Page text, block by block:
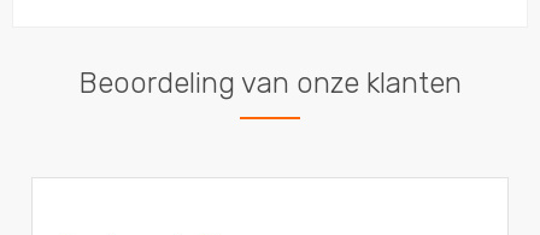
Beoordeling van onze klanten